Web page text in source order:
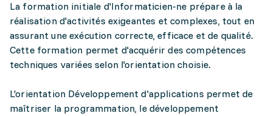
La formation initiale d'Informaticien-ne prépare à la
réalisation d'activités exigeantes et complexes, tout en
assurant une exécution correcte, efficace et de qualité.
Cette formation permet d'acquérir des compétences
techniques variées selon l'orientation choisie.
L'orientation Développement d'applications permet de
maîtriser la programmation, le développement